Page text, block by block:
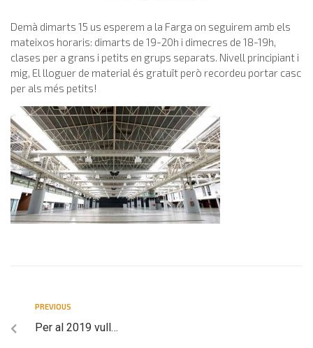
Demà dimarts 15 us esperem a la Farga on seguirem amb els
mateixos horaris: dimarts de 19-20h i dimecres de 18-19h,
clases per a grans i petits en grups separats. Nivell principiant i
mig, El lloguer de material és gratuït però recordeu portar casc
per als més petits!
PREVIOUS
Per al 2019 vull…